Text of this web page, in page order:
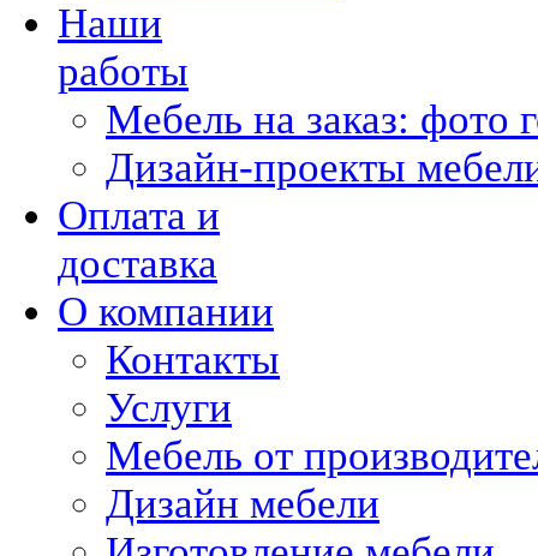
Наши
работы
Мебель на заказ: фото
Дизайн-проекты
Оплата и
доставка
О компании
Контакты
Услуги
Мебель от
Дизайн мебели